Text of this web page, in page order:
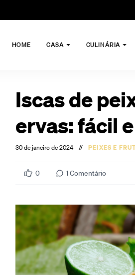
HOME CASA CULINÁRIA
Iscas de
ervas: fácil
30 de janeiro de 2024 // PEIXES E
0 1 Comentário